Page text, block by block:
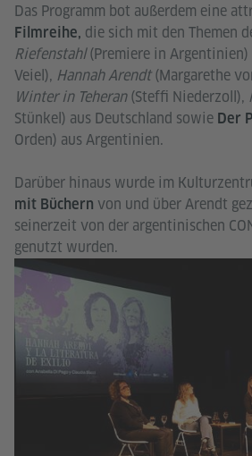
Das Programm bot außerdem eine
Filmreihe, die sich mit den Themen
Riefenstahl(Premiere in Argentinien)
Veiel), Hannah Arendt(Margarethe
Winter in Teheran(Steffi Niederzoll),
Stünkel) aus Deutschland sowie Der
Orden) aus Argentinien.
Darüber hinaus wurde im
mit Büchern von und über Arendt
seinerzeit von der argentinischen
genutzt wurden.